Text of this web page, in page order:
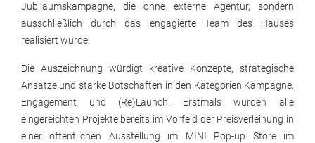
Jubiläumskampagne, die ohne externe Agentur, sondern
ausschließlich durch das engagierte Team des Hauses
realisiert wurde.
Die Auszeichnung würdigt kreative Konzepte, strategische
Ansätze und starke Botschaften in den Kategorien Kampagne,
Engagement und (Re)Launch. Erstmals wurden alle
eingereichten Projekte bereits im Vorfeld der Preisverleihung in
einer öffentlichen Ausstellung im MINI Pop-up Store im